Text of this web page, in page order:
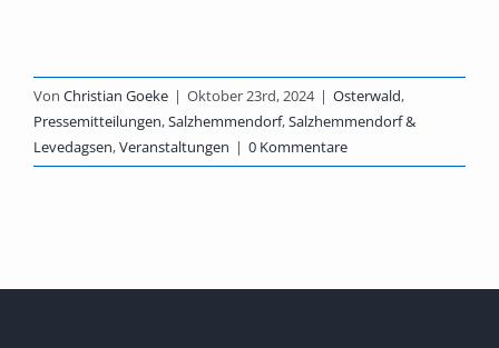
Von Christian Goeke | Oktober 23rd, 2024 | Osterwald,
Pressemitteilungen,Salzhemmendorf,Salzhemmendorf &
Levedagsen,Veranstaltungen | 0 Kommentare